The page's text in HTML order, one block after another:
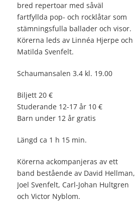
bred repertoar med såväl
fartfyllda pop- och rocklåtar som
stämningsfulla ballader och visor.
Körerna leds av Linnéa Hjerpe och
Matilda Svenfelt.
Schaumansalen 3.4 kl. 19.00
Biljett 20 €
Studerande 12-17 år 10 €
Barn under 12 år gratis
Längd ca 1 h 15 min.
Körerna ackompanjeras av ett
band bestående av David Hellman,
Joel Svenfelt, Carl-Johan Hultgren
och Victor Nyblom.